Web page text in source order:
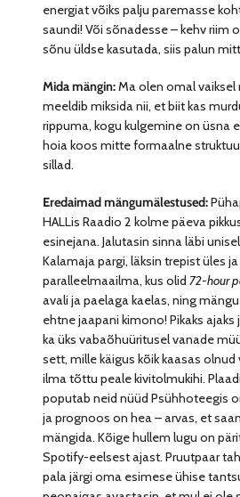
energiat võiks palju paremasse
saundi! Või sõnadesse – kehv riim
sõnu üldse kasutada, siis palun
Mida mängin:Ma olen omal
meeldib miksida nii, et biit kas
rippuma, kogu kulgemine on üsna
hoia koos mitte formaalne
sillad.
Eredaimad mängumälestused:
HALLis Raadio 2 kolme päeva
esinejana. Jalutasin sinna läbi
Kalamaja pargi, läksin trepist üles
paralleelmaailma, kus olid72-hour
avali ja paelaga kaelas, ning
ehtne jaapani kimono! Pikaks
ka üks vabaõhuüritusel vanade
sett, mille käigus kõik kaasas
ilma tõttu peale kivitolmukihi.
poputab neid nüüd Psühhoteegis
ja prognoos on hea – arvas, et
mängida. Kõige hullem lugu on
Spotify-eelsest ajast. Pruutpaar
pala järgi oma esimese ühise